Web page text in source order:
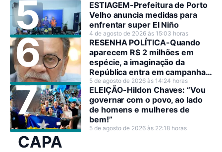
ESTIAGEM-Prefeitura de Porto
Velho anuncia medidas para
enfrentar super El Niño
4 de agosto de 2026 às 15:03 horas
RESENHA POLÍTICA-Quando
aparecem R$ 2 milhões em
espécie, a imaginação da
República entra em campanha
antes dos candidatos.
5 de agosto de 2026 às 14:24 horas
ELEIÇÃO-Hildon Chaves: “Vou
governar com o povo, ao lado
de homens e mulheres de
bem!”
5 de agosto de 2026 às 22:18 horas
CAPA